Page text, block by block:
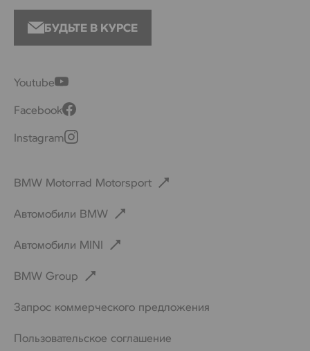
БУДЬТЕ В КУРСЕ
Youtube
Facebook
Instagram
BMW Motorrad Motorsport
Автомобили BMW
Автомобили MINI
BMW Group
Запрос коммерческого предложения
Пользовательское соглашение